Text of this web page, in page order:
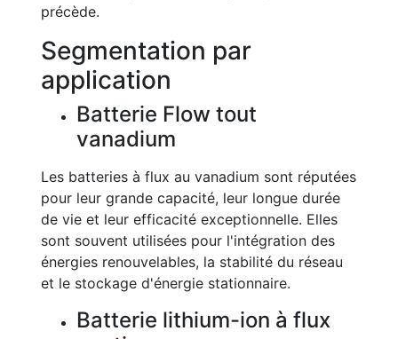
précède.
Segmentation par
application
Batterie Flow tout
vanadium
Les batteries à flux au vanadium sont réputées
pour leur grande capacité, leur longue durée
de vie et leur efficacité exceptionnelle. Elles
sont souvent utilisées pour l'intégration des
énergies renouvelables, la stabilité du réseau
et le stockage d'énergie stationnaire.
Batterie lithium-ion à flux